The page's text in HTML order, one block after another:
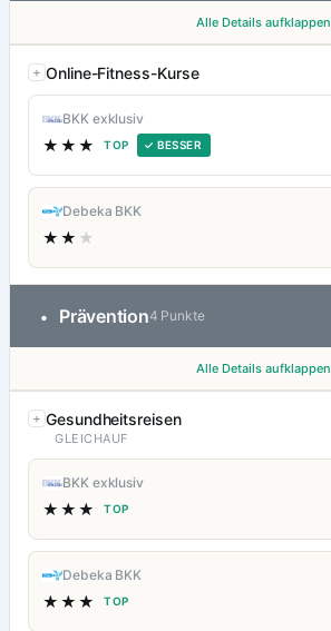
Alle Details aufklappen
Online-Fitness-Kurse
BKK exklusiv
★★★ TOP ✓ BESSER
Debeka BKK
★★ ★
• Prävention4 Punkte
Alle Details aufklappen
Gesundheitsreisen
GLEICHAUF
BKK exklusiv
★★★ TOP
Debeka BKK
★★★ TOP